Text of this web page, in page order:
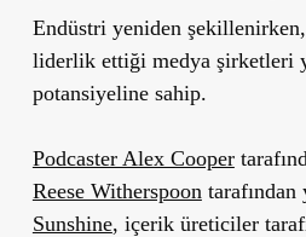
Endüstri yeniden
liderlik ettiği medya şirketleri
potansiyeline sahip.
Podcaster Alex Cooper
Reese Witherspoon tarafından
Sunshine, içerik üreticiler